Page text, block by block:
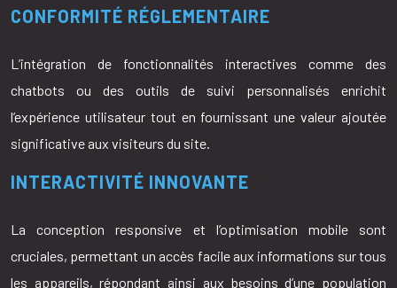
CONFORMITÉ RÉGLEMENTAIRE
L’intégration de fonctionnalités interactives comme des
chatbots ou des outils de suivi personnalisés enrichit
l’expérience utilisateur tout en fournissant une valeur ajoutée
significative aux visiteurs du site.
INTERACTIVITÉ INNOVANTE
La conception responsive et l’optimisation mobile sont
cruciales, permettant un accès facile aux informations sur tous
les appareils, répondant ainsi aux besoins d’une population